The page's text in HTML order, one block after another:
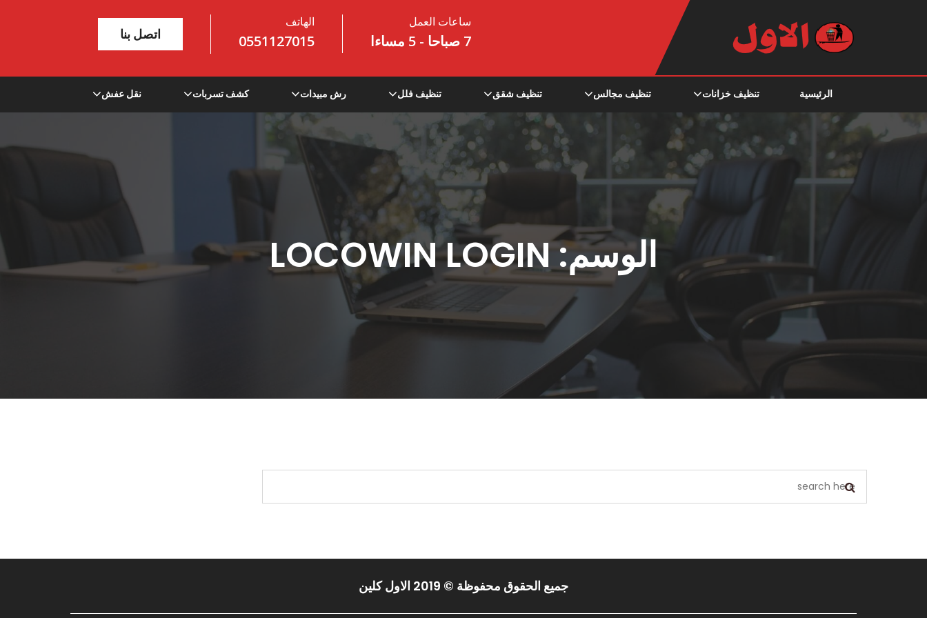
اتصل بنا
الهاتف
0551127015
ساعات العمل
7 صباحا - 5 مساءا
الرئيسية تنظيف خزانات تنظيف مجالس تنظيف شقق تنظيف فلل رش مبيدات كشف تسربات نقل عفش
الوسم:LOCOWIN LOGIN
جميع الحقوق محفوظة © 2019 الاول كلين